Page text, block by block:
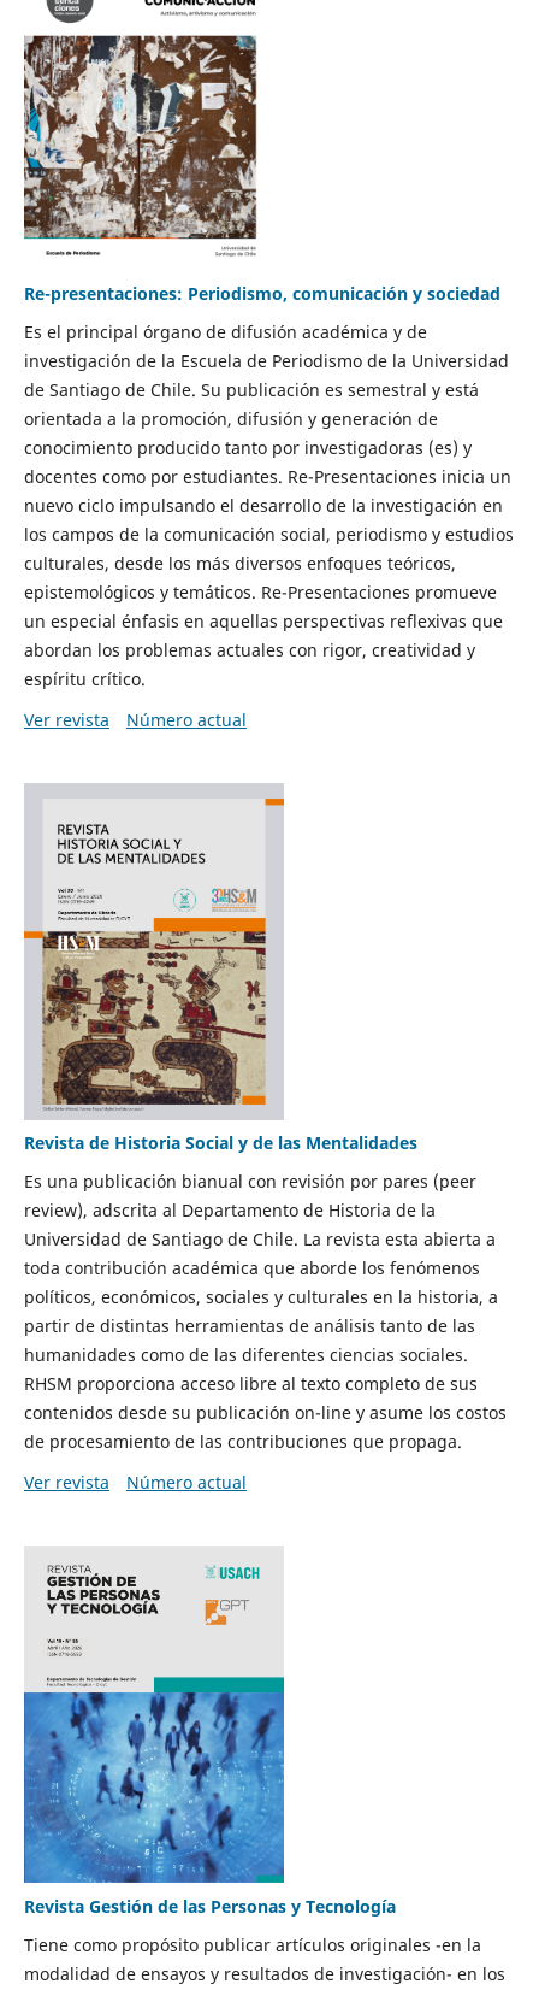
Re-presentaciones: Periodismo, comunicación y sociedad
Es el principal órgano de difusión académica y de
investigación de la Escuela de Periodismo de la Universidad
de Santiago de Chile. Su publicación es semestral y está
orientada a la promoción, difusión y generación de
conocimiento producido tanto por investigadoras (es) y
docentes como por estudiantes. Re-Presentaciones inicia un
nuevo ciclo impulsando el desarrollo de la investigación en
los campos de la comunicación social, periodismo y estudios
culturales, desde los más diversos enfoques teóricos,
epistemológicos y temáticos. Re-Presentaciones promueve
un especial énfasis en aquellas perspectivas reflexivas que
abordan los problemas actuales con rigor, creatividad y
espíritu crítico.
Ver revista
Número actual
Revista de Historia Social y de las Mentalidades
Es una publicación bianual con revisión por pares (peer
review), adscrita al Departamento de Historia de la
Universidad de Santiago de Chile. La revista esta abierta a
toda contribución académica que aborde los fenómenos
políticos, económicos, sociales y culturales en la historia, a
partir de distintas herramientas de análisis tanto de las
humanidades como de las diferentes ciencias sociales.
RHSM proporciona acceso libre al texto completo de sus
contenidos desde su publicación on-line y asume los costos
de procesamiento de las contribuciones que propaga.
Ver revista
Número actual
Revista Gestión de las Personas y Tecnología
Tiene como propósito publicar artículos originales -en la
modalidad de ensayos y resultados de investigación- en los